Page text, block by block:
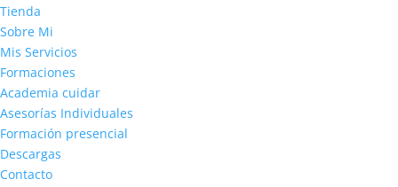
Tienda
Sobre Mi
Mis Servicios
Formaciones
Academia cuidar
Asesorías Individuales
Formación presencial
Descargas
Contacto